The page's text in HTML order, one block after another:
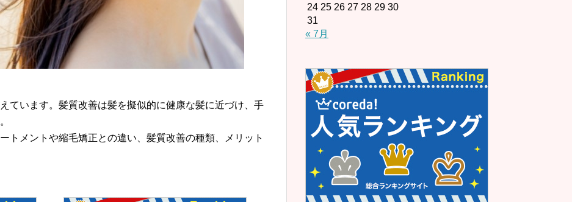
ています。髪質改善は髪を擬似的に健康な髪に近づけ、手
トメントや縮毛矯正との違い、髪質改善の種類、メリット
24 25 26 27 28 29 30
31
« 7月